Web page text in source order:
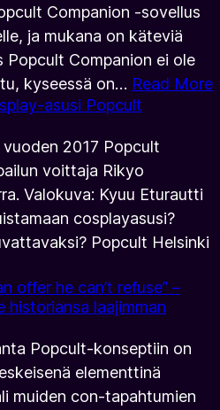
Companion -sovellus
ja mukana on käteviä
Popcult Companion ei ole
kyseessä on… Read More
asusi Popcult
2017 Popcult
voittaja Rikyo
Valokuva: Kyuu Eturautti
cosplayasusi?
Popcult Helsinki
offer he can’t refuse” –
historiansa laajimman
Popcult-konseptiin on
elementtinä
muiden con-tapahtumien